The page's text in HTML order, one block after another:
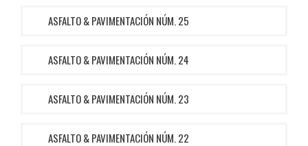
ASFALTO & PAVIMENTACIÓN NÚM. 25
ASFALTO & PAVIMENTACIÓN NÚM. 24
ASFALTO & PAVIMENTACIÓN NÚM. 23
ASFALTO & PAVIMENTACIÓN NÚM. 22